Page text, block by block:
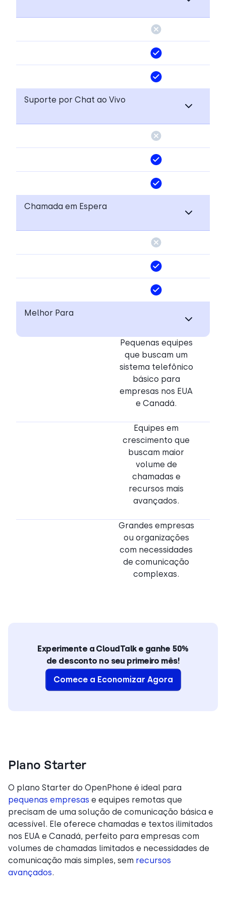
Suporte por Chat ao Vivo
Chamada em Espera
Melhor Para
Pequenas equipes
que buscam um
sistema telefônico
básico para
empresas nos EUA
e Canadá.
Equipes em
crescimento que
buscam maior
volume de
chamadas e
recursos mais
avançados.
Grandes empresas
ou organizações
com necessidades
de comunicação
complexas.
Experimente a CloudTalk e ganhe 50%
de desconto no seu primeiro mês!
Comece a Economizar Agora
Plano Starter
O plano Starter do OpenPhone é ideal para
pequenas empresas e equipes remotas que
precisam de uma solução de comunicação básica e
acessível. Ele oferece chamadas e textos ilimitados
nos EUA e Canadá, perfeito para empresas com
volumes de chamadas limitados e necessidades de
comunicação mais simples, sem recursos
avançados.